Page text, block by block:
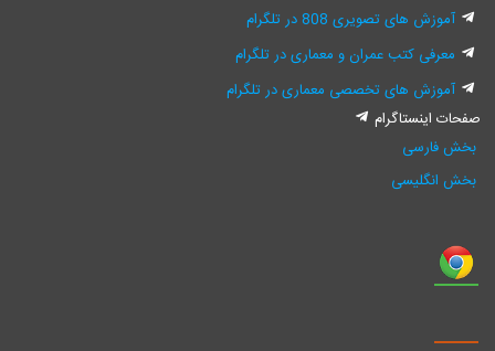
آموزش های تصویری 808 در تلگرام
معرفی کتب عمران و معماری در تلگرام
آموزش های تخصصی معماری در تلگرام
صفحات اینستاگرام
بخش فارسی
بخش انگلیسی